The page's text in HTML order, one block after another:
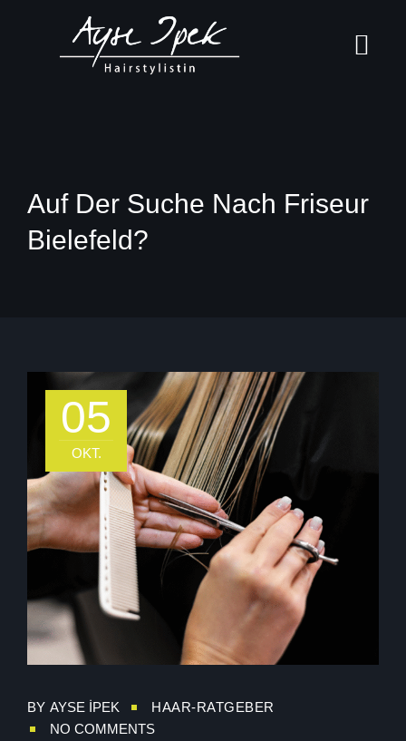
Auf Der Suche Nach Friseur
Bielefeld?
05
OKT.
BY AYSE İPEK
HAAR-RATGEBER
NO COMMENTS